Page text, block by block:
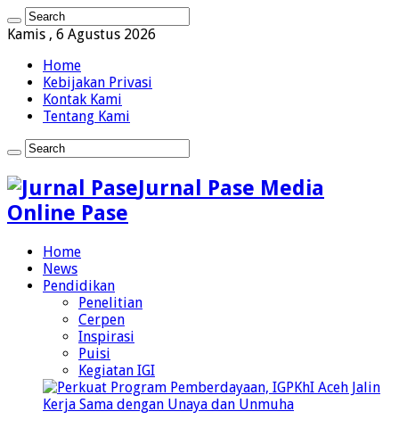
Kamis , 6 Agustus 2026
Home
Kebijakan Privasi
Kontak Kami
Tentang Kami
Jurnal Pase Media
Online Pase
Home
News
Pendidikan
Penelitian
Cerpen
Inspirasi
Puisi
Kegiatan IGI